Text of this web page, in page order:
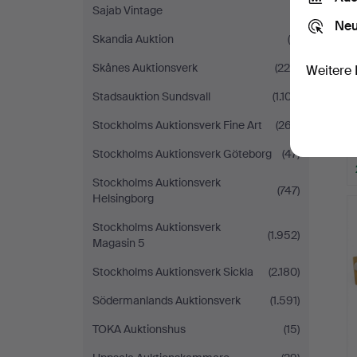
Sajab Vintage
Skandia Auktion
(4)
Skånes Auktionsverk
(229)
Stadsauktion Sundsvall
(1.107)
Stockholms Auktionsverk Fine Art
(267)
Stockholms Auktionsverk Göteborg
(47)
Stockholms Auktionsverk
Helsingborg
(747)
Stockholms Auktionsverk
Magasin 5
(1.952)
Stockholms Auktionsverk Sickla
(2.180)
Södermanlands Auktionsverk
(1.591)
TOKA Auktionshus
(15)
Weitere